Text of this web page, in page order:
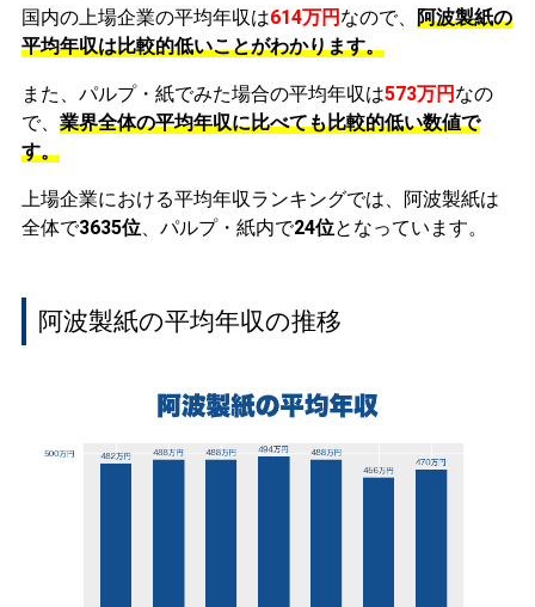
国内の上場企業の平均年収は614万円 なので、 阿波製紙の
平均年収は比較的低いことがわかります。
また、パルプ・紙でみた場合の平均年収は573万円 なの
で、 業界全体の平均年収に比べても比較的低い数値で
す。
上場企業における平均年収ランキングでは、阿波製紙は
全体で3635位、パルプ・紙内で24位となっています。
阿波製紙の平均年収の推移